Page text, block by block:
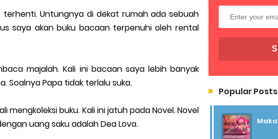
Untungnya di dekat rumah ada sebuah
saya akan buku bacaan terpenuhi oleh rental
majalah. Kali ini bacaan saya lebih banyak
Soalnya Papa tidak terlalu suka.
mengkoleksi buku. Kali ini jatuh pada Novel. Novel
uang saku adalah Dea Lova.
Popular Posts